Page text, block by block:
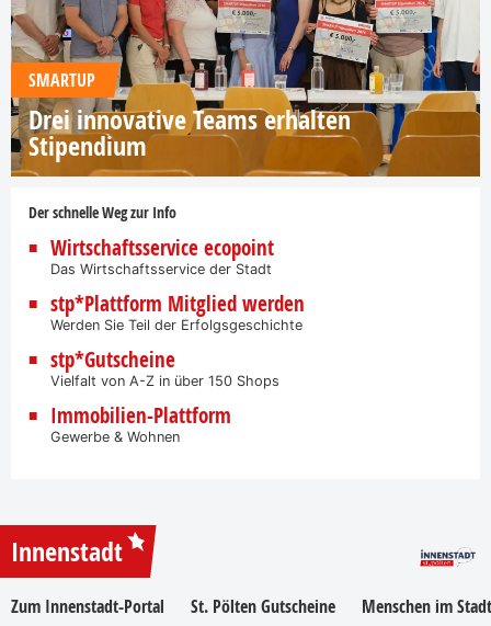
SMARTUP
Drei innovative Teams erhalten
Stipendium
Der schnelle Weg zur Info
Wirtschaftsservice ecopoint
Das Wirtschaftsservice der Stadt
stp*Plattform Mitglied werden
Werden Sie Teil der Erfolgsgeschichte
stp*Gutscheine
Vielfalt von A-Z in über 150 Shops
Immobilien-Plattform
Gewerbe & Wohnen
Innenstadt
Zum Innenstadt-Portal St. Pölten Gutscheine Menschen im